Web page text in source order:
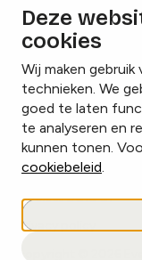
Deze
cookies
Wij maken gebruik
technieken. We
goed te laten
te analyseren en
kunnen tonen.
cookiebeleid.
Lees
InstagramFacebook
Cookies beheren
Privacy policy
copyright © 2026